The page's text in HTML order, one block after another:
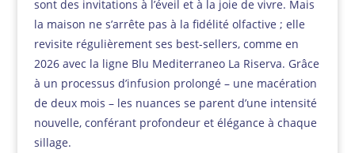
sont des invitations à l’éveil et à la joie de vivre. Mais
la maison ne s’arrête pas à la fidélité olfactive ; elle
revisite régulièrement ses best-sellers, comme en
2026 avec la ligne Blu Mediterraneo La Riserva. Grâce
à un processus d’infusion prolongé – une macération
de deux mois – les nuances se parent d’une intensité
nouvelle, conférant profondeur et élégance à chaque
sillage.